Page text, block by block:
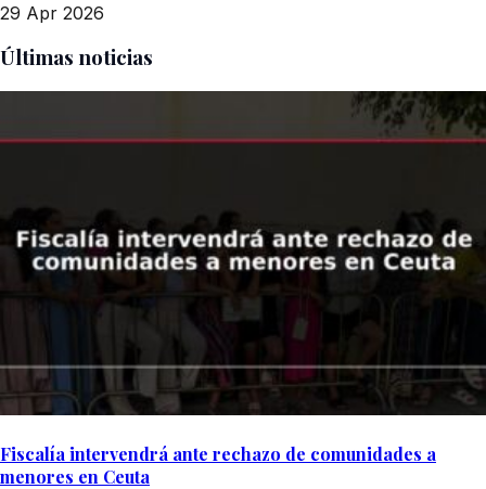
29 Apr 2026
Últimas noticias
Fiscalía intervendrá ante rechazo de comunidades a
menores en Ceuta